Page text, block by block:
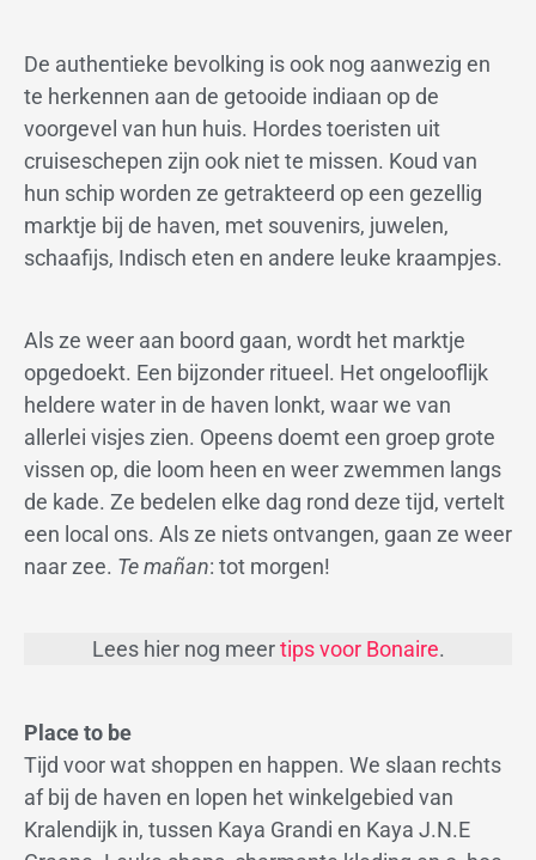
De authentieke bevolking is ook nog aanwezig en
te herkennen aan de getooide indiaan op de
voorgevel van hun huis. Hordes toeristen uit
cruiseschepen zijn ook niet te missen. Koud van
hun schip worden ze getrakteerd op een gezellig
marktje bij de haven, met souvenirs, juwelen,
schaafijs, Indisch eten en andere leuke kraampjes.
Als ze weer aan boord gaan, wordt het marktje
opgedoekt. Een bijzonder ritueel. Het ongelooflijk
heldere water in de haven lonkt, waar we van
allerlei visjes zien. Opeens doemt een groep grote
vissen op, die loom heen en weer zwemmen langs
de kade. Ze bedelen elke dag rond deze tijd, vertelt
een local ons. Als ze niets ontvangen, gaan ze weer
naar zee. Te mañan: tot morgen!
Lees hier nog meertips voor Bonaire.
Place to be
Tijd voor wat shoppen en happen. We slaan rechts
af bij de haven en lopen het winkelgebied van
Kralendijk in, tussen Kaya Grandi en Kaya J.N.E